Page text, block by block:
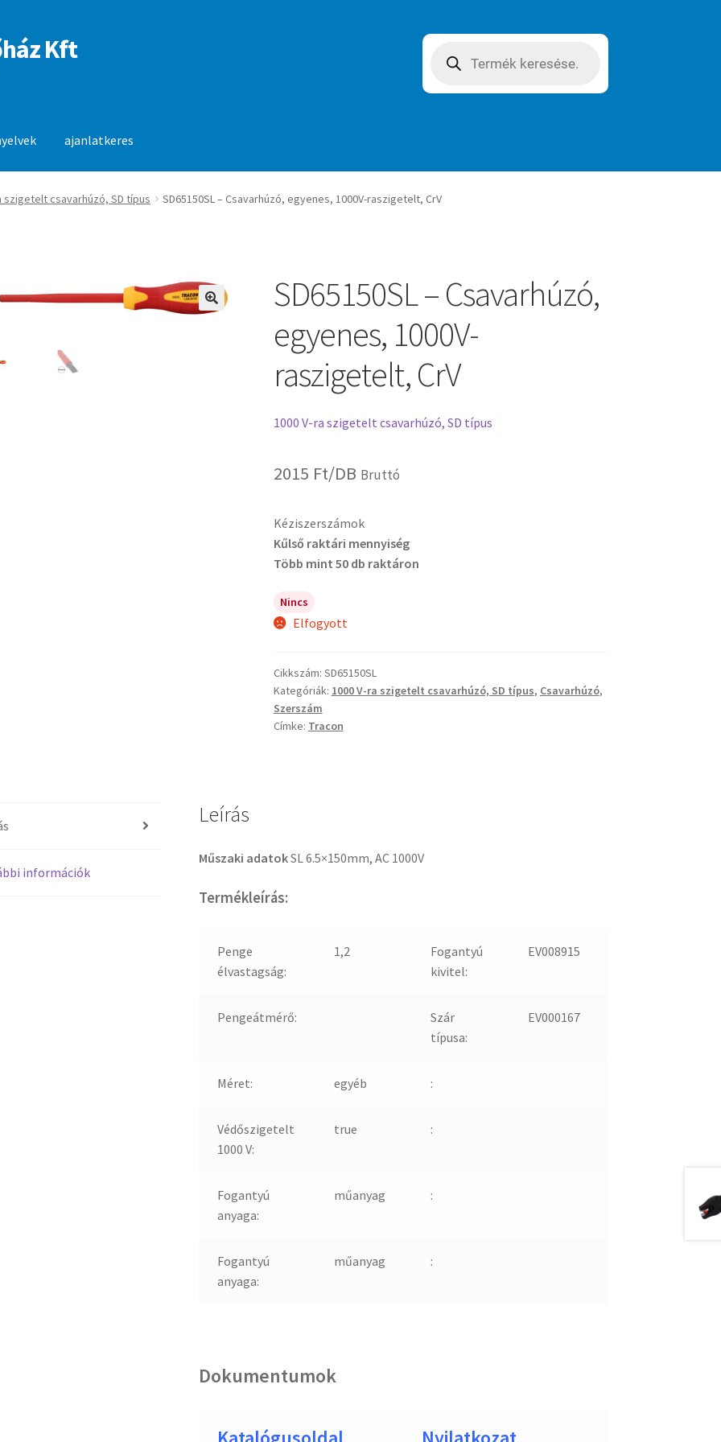
Kft search
ajanlatkeres
szigetelt csavarhúzó, SD típus SD65150SL – Csavarhúzó, egyenes, 1000V-raszigetelt, CrV
SD65150SL – Csavarhúzó,
egyenes, 1000V-
raszigetelt, CrV
1000 V-ra szigetelt csavarhúzó, SD típus
2015 Ft/DB Bruttó
Kéziszerszámok
Kűlső raktári mennyiség
Több mint 50 db raktáron
Nincs
Elfogyott
Cikkszám: SD65150SL
Kategóriák: 1000 V-ra szigetelt csavarhúzó, SD típus, Csavarhúzó,
Szerszám
Címke: Tracon
információk
Leírás
Műszaki adatokSL 6.5×150mm, AC 1000V
Termékleírás:
Penge
élvastagság:
1,2
Fogantyú
kivitel:
EV008915
Pengeátmérő:
Szár
típusa:
EV000167
Méret: egyéb :
Védőszigetelt
1000 V:
true :
Fogantyú
anyaga:
műanyag :
Fogantyú
anyaga:
műanyag :
Dokumentumok